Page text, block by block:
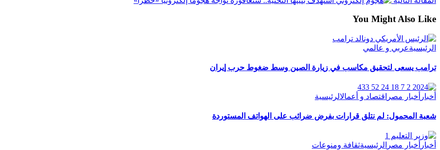
You Might Also Like
الرئيسيةعربي و عالمي
ترامب يسعى لتحقيق مكاسب في زيارة الصين وسط ضغوط حرب إيران
أخبار أخبار مصر اقتصاد و أعمالالرئيسية
شعبة المحمول: لم نتلق قرارات بفرض ضرائب على الهواتف المستوردة
أخبار أخبار مصر الرئيسيةثقافة ومنوعات